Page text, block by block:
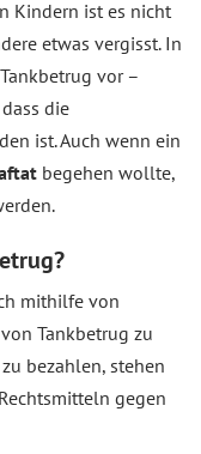
Kindern ist es nicht
etwas vergisst. In
vor –
die
ist. Auch wenn ein
begehen wollte,
mithilfe von
Tankbetrug zu
bezahlen, stehen
gegen